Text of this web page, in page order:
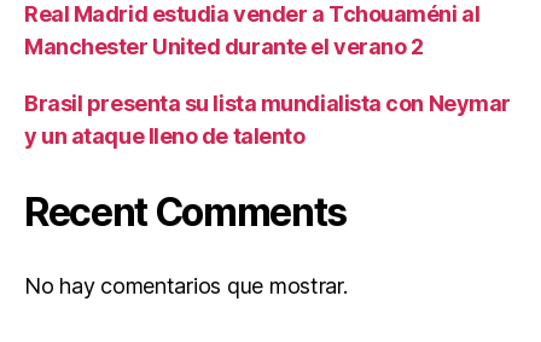
Real Madrid estudia vender a Tchouaméni al
Manchester United durante el verano 2
Brasil presenta su lista mundialista con Neymar
y un ataque lleno de talento
Recent Comments
No hay comentarios que mostrar.